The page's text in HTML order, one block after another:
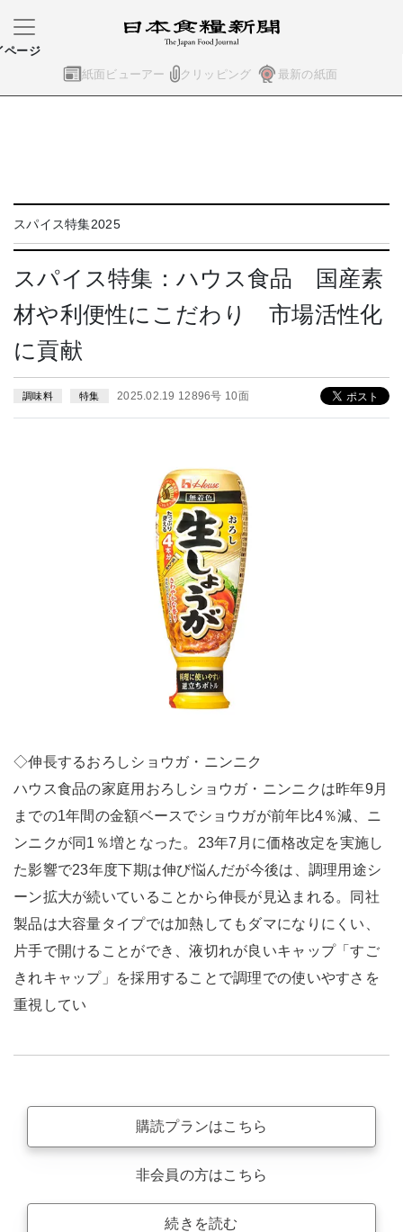
紙面ビューアー クリッピング 最新の紙面
ページ
スパイス特集2025
スパイス特集：ハウス食品 国産素
材や利便性にこだわり 市場活性化
に貢献
調味料 特集 2025.02.19 12896号 10面
◇伸長するおろしショウガ・ニンニク
ハウス食品の家庭用おろしショウガ・ニンニクは昨年9月
までの1年間の金額ベースでショウガが前年比4％減、ニ
ンニクが同1％増となった。23年7月に価格改定を実施し
た影響で23年度下期は伸び悩んだが今後は、調理用途シ
ーン拡大が続いていることから伸長が見込まれる。同社
製品は大容量タイプでは加熱してもダマになりにくい、
片手で開けることができ、液切れが良いキャップ「すご
きれキャップ」を採用することで調理での使いやすさを
重視してい
購読プランはこちら
非会員の方はこちら
続きを読む